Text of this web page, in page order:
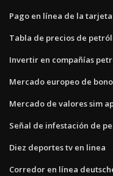
Pago en línea de la
Tabla de precios de
Invertir en compañías
Mercado europeo de
Mercado de valores sim
Señal de infestación de
Diez deportes tv en linea
Corredor en línea